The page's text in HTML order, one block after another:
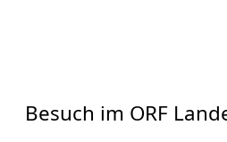
Besuch im ORF